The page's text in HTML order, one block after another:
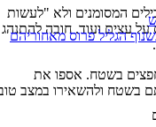
המסומנים ולא "לעשות
עצים ועוד. חובה להתנהג
בשטח. אספו את
בשטח ולהשאירו במצב טוב